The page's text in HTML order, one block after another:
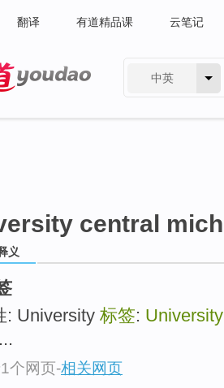
翻译 有道精品课 云笔记
中英
central
义
: University 标签:
个网页-相关网页